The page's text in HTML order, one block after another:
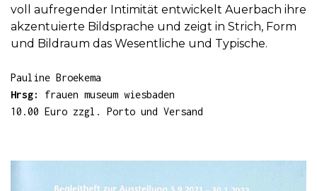
voll aufregender Intimität entwickelt Auerbach ihre
akzentuierte Bildsprache und zeigt in Strich, Form
und Bildraum das Wesentliche und Typische.
Pauline Broekema
Hrsg: frauen museum wiesbaden
10.00 Euro zzgl. Porto und Versand